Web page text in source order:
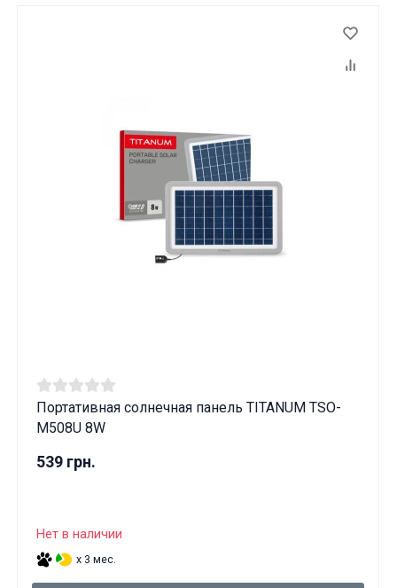
Портативная солнечная панель TITANUM TSO-
M508U 8W
539 грн.
Нет в наличии
x 3 мес.